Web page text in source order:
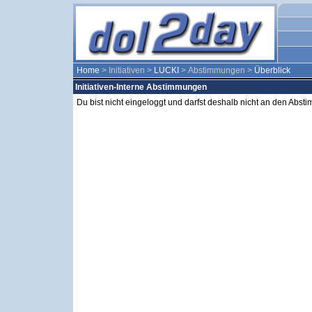
Home > Initiativen > LUCKI > Abstimmungen > Überblick
Initiativen-Interne Abstimmungen
Du bist nicht eingeloggt und darfst deshalb nicht an den